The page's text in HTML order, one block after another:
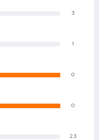
3
1
0
0
2.3